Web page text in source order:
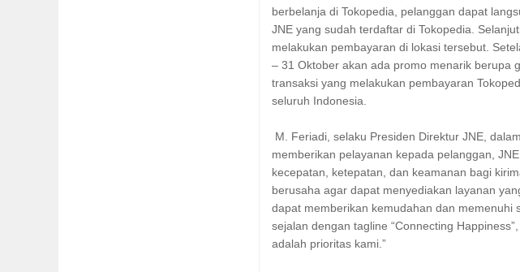
berbelanja di Tokopedia, pelanggan dapat
JNE yang sudah terdaftar di Tokopedia.
melakukan pembayaran di lokasi tersebut.
– 31 Oktober akan ada promo menarik berupa
transaksi yang melakukan pembayaran
seluruh Indonesia.
M. Feriadi, selaku Presiden Direktur JNE,
memberikan pelayanan kepada pelanggan,
kecepatan, ketepatan, dan keamanan bagi
berusaha agar dapat menyediakan layanan
dapat memberikan kemudahan dan memenuhi
sejalan dengan tagline “Connecting
adalah prioritas kami.”